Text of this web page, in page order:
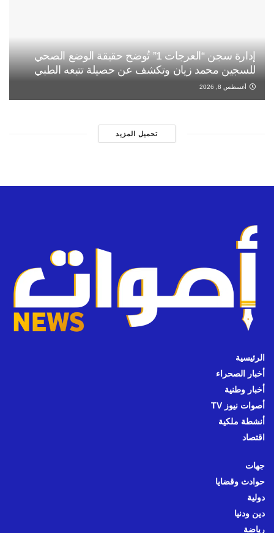
إدارة سجن “العرجات 1” تُوضح حقيقة الوضع الصحي
للسجين محمد زيان وتكشف عن حصيلة تتبعه الطبي
أغسطس 8, 2026
تحميل المزيد
الرئيسية
أخبار الصحراء
أخبار وطنية
أصوات نيوز TV
أنشطة ملكية
اقتصاد
جهات
حوادث وقضايا
دولية
دين ودنيا
رياضة